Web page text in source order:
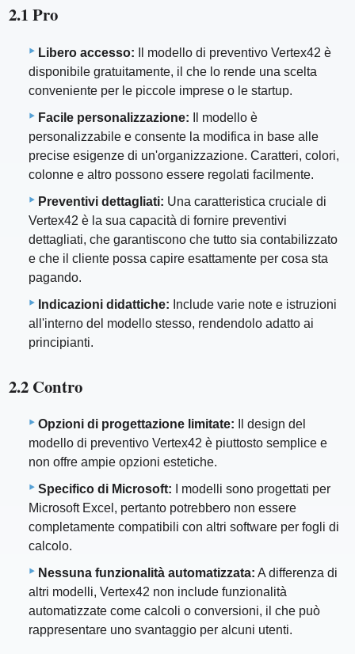
2.1 Pro
Libero accesso: Il modello di preventivo Vertex42 è
disponibile gratuitamente, il che lo rende una scelta
conveniente per le piccole imprese o le startup.
Facile personalizzazione: Il modello è
personalizzabile e consente la modifica in base alle
precise esigenze di un'organizzazione. Caratteri, colori,
colonne e altro possono essere regolati facilmente.
Preventivi dettagliati: Una caratteristica cruciale di
Vertex42 è la sua capacità di fornire preventivi
dettagliati, che garantiscono che tutto sia contabilizzato
e che il cliente possa capire esattamente per cosa sta
pagando.
Indicazioni didattiche: Include varie note e istruzioni
all'interno del modello stesso, rendendolo adatto ai
principianti.
2.2 Contro
Opzioni di progettazione limitate: Il design del
modello di preventivo Vertex42 è piuttosto semplice e
non offre ampie opzioni estetiche.
Specifico di Microsoft: I modelli sono progettati per
Microsoft Excel, pertanto potrebbero non essere
completamente compatibili con altri software per fogli di
calcolo.
Nessuna funzionalità automatizzata: A differenza di
altri modelli, Vertex42 non include funzionalità
automatizzate come calcoli o conversioni, il che può
rappresentare uno svantaggio per alcuni utenti.